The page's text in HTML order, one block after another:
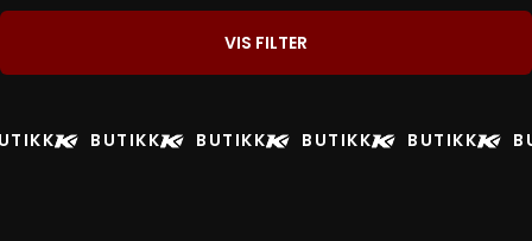
VIS FILTER
BUTIKK BUTIKK BUTIKK BUTIKK